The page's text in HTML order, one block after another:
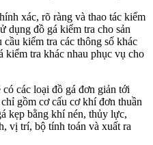
xác, rõ ràng và thao tác kiểm
dụng đồ gá kiểm tra cho sản
kiểm tra các thông số khác
kiểm tra khác nhau phục vụ cho
các loại đồ gá đơn giản tới
gồm cơ cấu cơ khí đơn thuần
kẹp bằng khí nén, thủy lực,
vị trí, bộ tính toán và xuất ra